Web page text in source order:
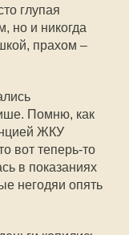
глупая
но и никогда
прахом –
Помню, как
ЖКУ
вот теперь-то
в показаниях
негодяи опять